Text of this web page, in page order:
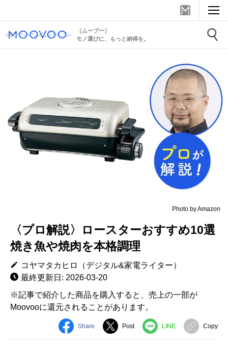
［ムーブー］
モノ選びに、もっと納得を。
Photo by Amazon
〈プロ解説〉ロースターおすすめ10選
焼き魚や焼肉を本格調理
コヤマタカヒロ（デジタル&家電ライター）
最終更新日: 2026-03-20
※記事で紹介した商品を購入すると、売上の一部が
Moovooに還元されることがあります。
Share Post LINE Copy